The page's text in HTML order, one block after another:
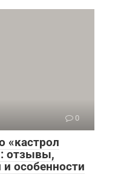
0
«кастрол
отзывы,
и особенности